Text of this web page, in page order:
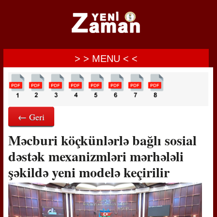
> > MENU < <
← Geri
Məcburi köçkünlərlə bağlı sosial
dəstək mexanizmləri mərhələli
şəkildə yeni modelə keçirilir